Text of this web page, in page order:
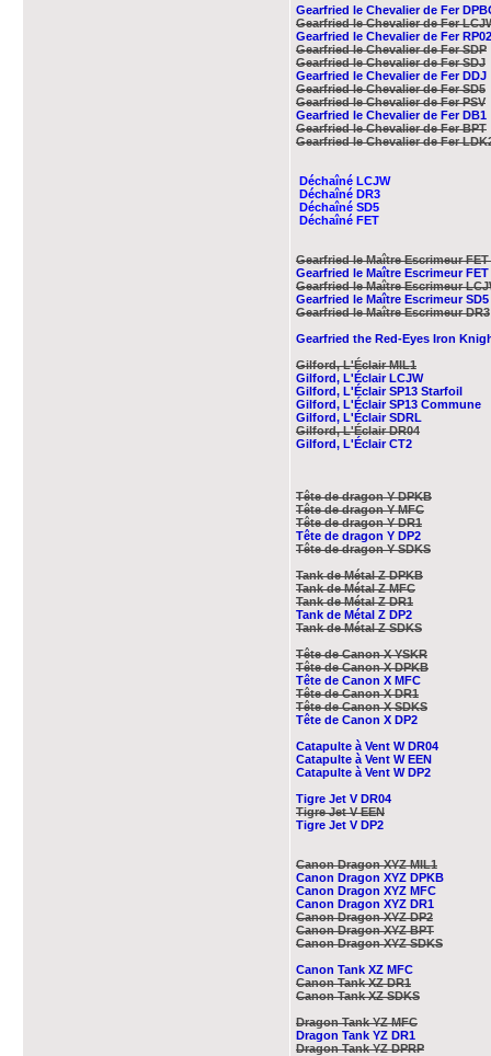
Gearfried le Chevalier de Fer
Gearfried le Chevalier de Fer
Gearfried le Chevalier de Fer RP02
Gearfried le Chevalier de Fer SDP
Gearfried le Chevalier de Fer SDJ
Gearfried le Chevalier de Fer DDJ
Gearfried le Chevalier de Fer SD5
Gearfried le Chevalier de Fer PSV
Gearfried le Chevalier de Fer DB1
Gearfried le Chevalier de Fer BPT
Gearfried le Chevalier de Fer
Déchaîné LCJW
Déchaîné DR3
Déchaîné SD5
Déchaîné FET
Gearfried le Maître Escrimeur
Gearfried le Maître Escrimeur
Gearfried le Maître Escrimeur
Gearfried le Maître Escrimeur SD5
Gearfried le Maître Escrimeur DR3
Gearfried the Red-Eyes Iron
Gilford, L'Éclair MIL1
Gilford, L'Éclair LCJW
Gilford, L'Éclair SP13 Starfoil
Gilford, L'Éclair SP13 Commune
Gilford, L'Éclair SDRL
Gilford, L'Éclair DR04
Gilford, L'Éclair CT2
Tête de dragon Y DPKB
Tête de dragon Y MFC
Tête de dragon Y DR1
Tête de dragon Y DP2
Tête de dragon Y SDKS
Tank de Métal Z DPKB
Tank de Métal Z MFC
Tank de Métal Z DR1
Tank de Métal Z DP2
Tank de Métal Z SDKS
Tête de Canon X YSKR
Tête de Canon X DPKB
Tête de Canon X MFC
Tête de Canon X DR1
Tête de Canon X​ SDKS
Tête de Canon X DP2
Catapulte à Vent W DR04
Catapulte à Vent W EEN
Catapulte à Vent W DP2
Tigre Jet V DR04
Tigre Jet V EEN
Tigre Jet V DP2
Canon Dragon XYZ MIL1
Canon Dragon XYZ DPKB
Canon Dragon XYZ MFC
Canon Dragon XYZ DR1
Canon Dragon XYZ DP2
Canon Dragon XYZ BPT
Canon Dragon XYZ SDKS
Canon Tank XZ MFC
Canon Tank XZ DR1
Canon Tank XZ SDKS
Dragon Tank YZ MFC
Dragon Tank YZ DR1
Dragon Tank YZ DPRP